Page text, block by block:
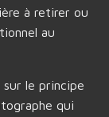
à retirer ou
au
le principe
qui